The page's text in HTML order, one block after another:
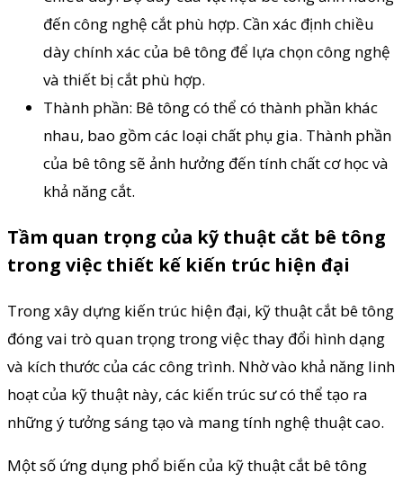
đến công nghệ cắt phù hợp. Cần xác định chiều
dày chính xác của bê tông để lựa chọn công nghệ
và thiết bị cắt phù hợp.
Thành phần: Bê tông có thể có thành phần khác
nhau, bao gồm các loại chất phụ gia. Thành phần
của bê tông sẽ ảnh hưởng đến tính chất cơ học và
khả năng cắt.
Tầm quan trọng của kỹ thuật cắt bê tông
trong việc thiết kế kiến trúc hiện đại
Trong xây dựng kiến trúc hiện đại, kỹ thuật cắt bê tông
đóng vai trò quan trọng trong việc thay đổi hình dạng
và kích thước của các công trình. Nhờ vào khả năng linh
hoạt của kỹ thuật này, các kiến trúc sư có thể tạo ra
những ý tưởng sáng tạo và mang tính nghệ thuật cao.
Một số ứng dụng phổ biến của kỹ thuật cắt bê tông